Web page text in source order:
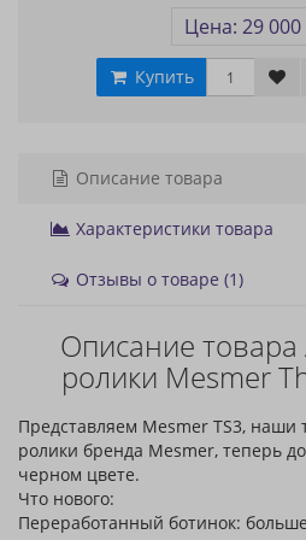
Цена: 29 000
Купить
Описание товара
Характеристики товара
Отзывы о товаре (1)
Описание товара
ролики Mesmer
Представляем Mesmer TS3, наши
ролики бренда Mesmer, теперь
черном цвете.
Что нового:
Переработанный ботинок: